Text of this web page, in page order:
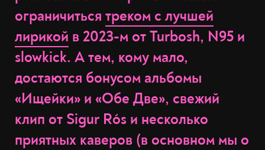
ограничиться треком с лучшей
лирикой в 2023-м от Turbosh, N95 и
slowkick. А тем, кому мало,
достаются бонусом альбомы
«Ищейки» и «Обе Две», свежий
клип от Sigur Rós и несколько
приятных каверов (в основном мы о